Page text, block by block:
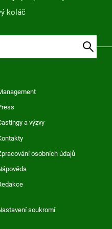
koláč
a výzvy
osobních údajů
soukromí